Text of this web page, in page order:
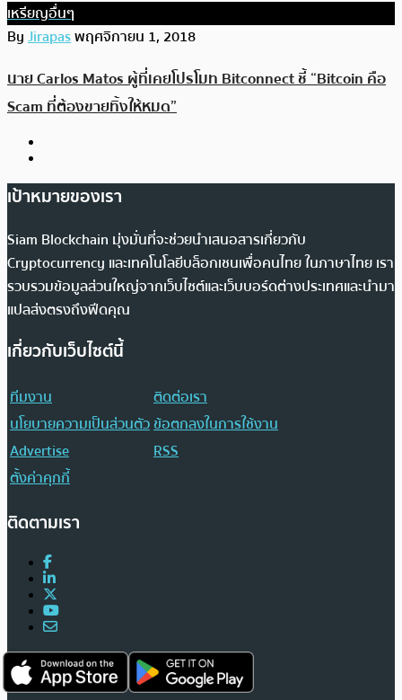
เหรียญอื่นๆ
ByJirapasพฤศจิกายน 1, 2018
นาย Carlos Matos ผู้ที่เคยโปรโมท Bitconnect ชี้ “Bitcoin คือ
Scam ที่ต้องขายทิ้งให้หมด”
เป้าหมายของเรา
Siam Blockchain มุ่งมั่นที่จะช่วยนำเสนอสารเกี่ยวกับ
Cryptocurrency และเทคโนโลยีบล็อกเชนเพื่อคนไทย ในภาษาไทย เรา
รวบรวมข้อมูลส่วนใหญ่จากเว็บไซต์และเว็บบอร์ดต่างประเทศและนำมา
แปลส่งตรงถึงฟีดคุณ
เกี่ยวกับเว็บไซต์นี้
ทีมงาน
ติดต่อเรา
นโยบายความเป็นส่วนตัวข้อตกลงในการใช้งาน
Advertise
RSS
ตั้งค่าคุกกี้
ติดตามเรา